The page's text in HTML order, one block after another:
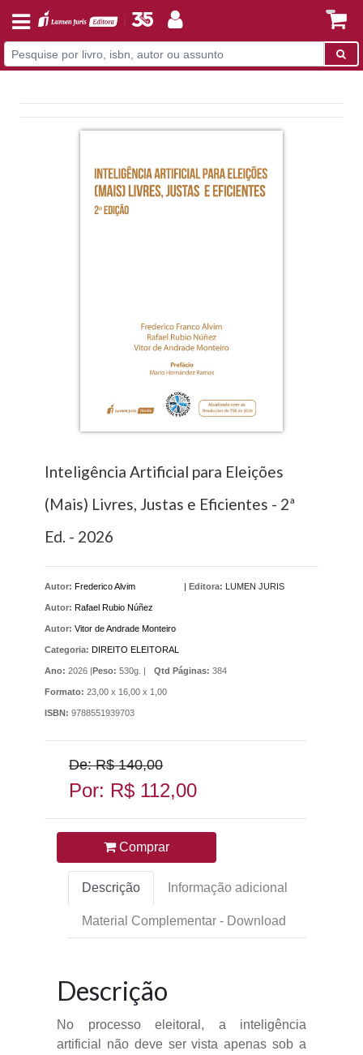
Inteligência Artificial para Eleições
(Mais) Livres, Justas e Eficientes - 2ª
Ed. - 2026
Autor: Frederico Alvim
Autor: Rafael Rubio Núñez
Autor: Vitor de Andrade Monteiro
| Editora: LUMEN JURIS
Categoria: DIREITO ELEITORAL
Ano: 2026 |Peso: 530g. | Qtd Páginas: 384
Formato: 23,00 x 16,00 x 1,00
ISBN: 9788551939703
De: R$ 140,00
Por: R$ 112,00
Comprar
Descrição Informação adicional
Material Complementar - Download
Descrição
No processo eleitoral, a inteligência
artificial não deve ser vista apenas sob a